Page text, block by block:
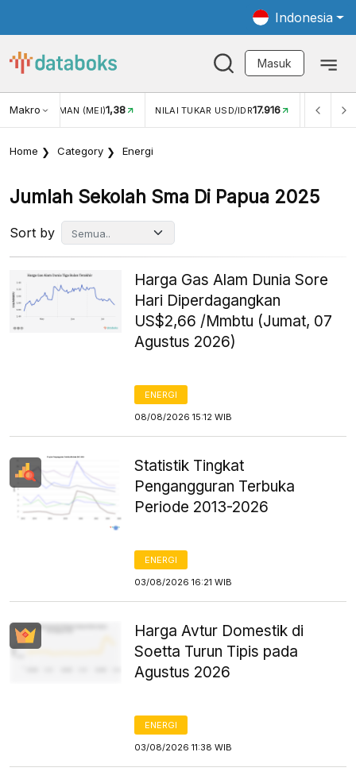
Indonesia
Masuk
MakroWISMAN (MEI)1,38 NILAI TUKAR USD/IDR17.916 INFLASI
Home Category Energi
Jumlah Sekolah Sma Di Papua 2025
Sort by
Harga Gas Alam Dunia Sore
Hari Diperdagangkan
US$2,66 /Mmbtu (Jumat, 07
Agustus 2026)
ENERGI
08/08/2026 15:12 WIB
Statistik Tingkat
Pengangguran Terbuka
Periode 2013-2026
ENERGI
03/08/2026 16:21 WIB
Harga Avtur Domestik di
Soetta Turun Tipis pada
Agustus 2026
ENERGI
03/08/2026 11:38 WIB